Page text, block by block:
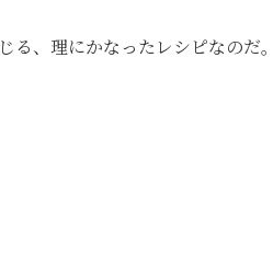
、理にかなったレシピなのだ。